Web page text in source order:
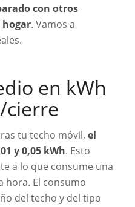
con otros
. Vamos a
en kWh
tu techo móvil, el
y 0,05 kWh. Esto
a lo que consume una
hora. El consumo
del techo y del tipo